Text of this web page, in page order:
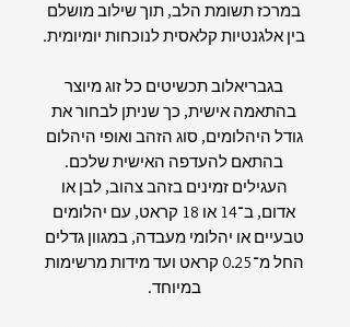
במרכז תשומת הלב, תוך שילוב מושלם
בין אלגנטיות קלאסית לנוכחות יומיומית.
בגבריאלוב תכשיטים כל זוג מיוצר
בהתאמה אישית, כך שניתן לבחור את
גודל היהלומים, סוג הזהב ואופי היהלום
בהתאם להעדפה האישית שלכם.
העגילים זמינים בזהב צהוב, לבן או
אדום, ב־14 או 18 קראט, עם יהלומים
טבעיים או יהלומי מעבדה, במגוון גדלים
החל מ־0.25 קראט ועד מידות מרשימות
במיוחד.